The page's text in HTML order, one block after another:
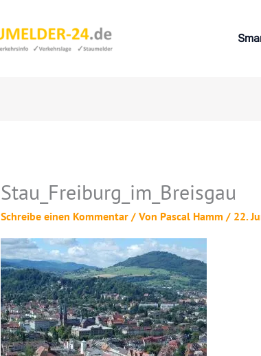
Stau_Freiburg_im_Breisgau
Schreibe einen Kommentar / Von Pascal Hamm / 22.